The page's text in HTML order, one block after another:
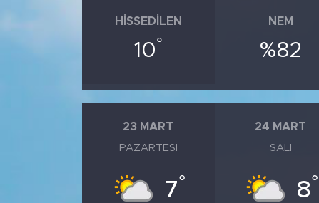
HISSEDILEN
10°
NEM
%82
23 MART
PAZARTESI
7°
24 MART
SALI
8°